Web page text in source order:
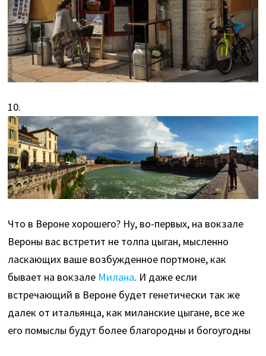
10.
Что в Вероне хорошего? Ну, во-первых, на вокзале
Вероны вас встретит не толпа цыган, мысленно
ласкающих ваше возбужденное портмоне, как
бывает на вокзале Милана. И даже если
встречающий в Вероне будет генетически так же
далек от итальянца, как миланские цыгане, все же
его помыслы будут более благородны и богоугодны